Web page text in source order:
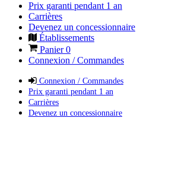
Prix garanti pendant 1 an
Carrières
Devenez un concessionnaire
Établissements
Panier0
Connexion / Commandes
Connexion / Commandes
Prix garanti pendant 1 an
Carrières
Devenez un concessionnaire